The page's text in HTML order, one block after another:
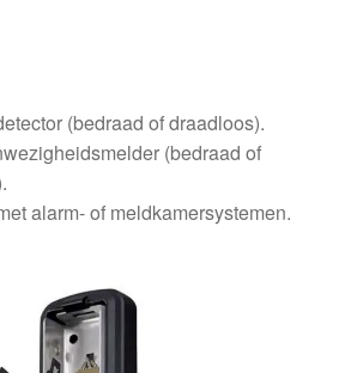
(bedraad of draadloos).
(bedraad of
alarm- of meldkamersystemen.